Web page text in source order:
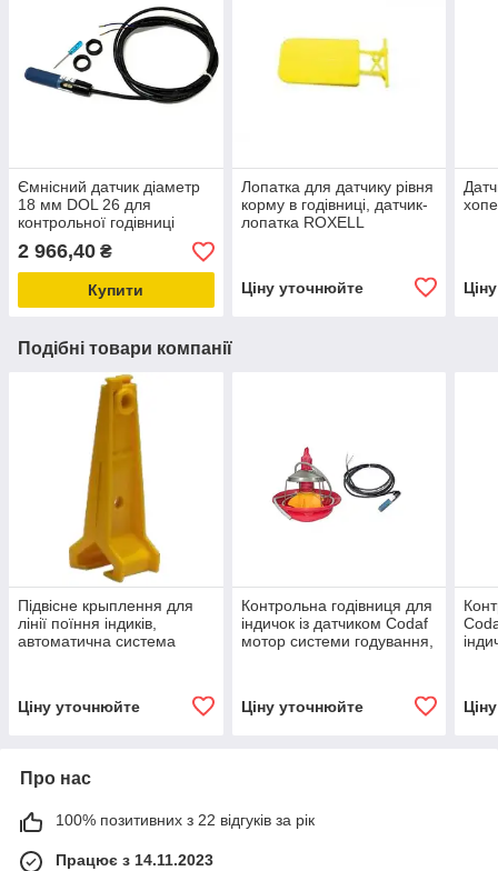
Ємнісний датчик діаметр
18 мм DOL 26 для
контрольної годівниці
з інтервалом до 1 хвилини
2 966,40 ₴
Купити
Лопатка для датчику рівня
корму в годівниці, датчик-
лопатка ROXELL
Ціну уточнюйте
Подібні товари компанії
Підвісне крыплення для
лінії поїння індиків,
автоматична система
Ціну уточнюйте
Контрольна годівниця для
індичок із датчиком Codaf
мотор системи годування,
Ціну уточнюйте
Про нас
100% позитивних з 22 відгуків за рік
Працює з 14.11.2023